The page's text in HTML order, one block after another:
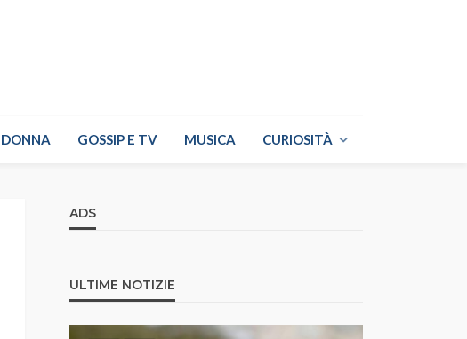
DONNA GOSSIP E TV MUSICA CURIOSITÀ
ADS
ULTIME NOTIZIE